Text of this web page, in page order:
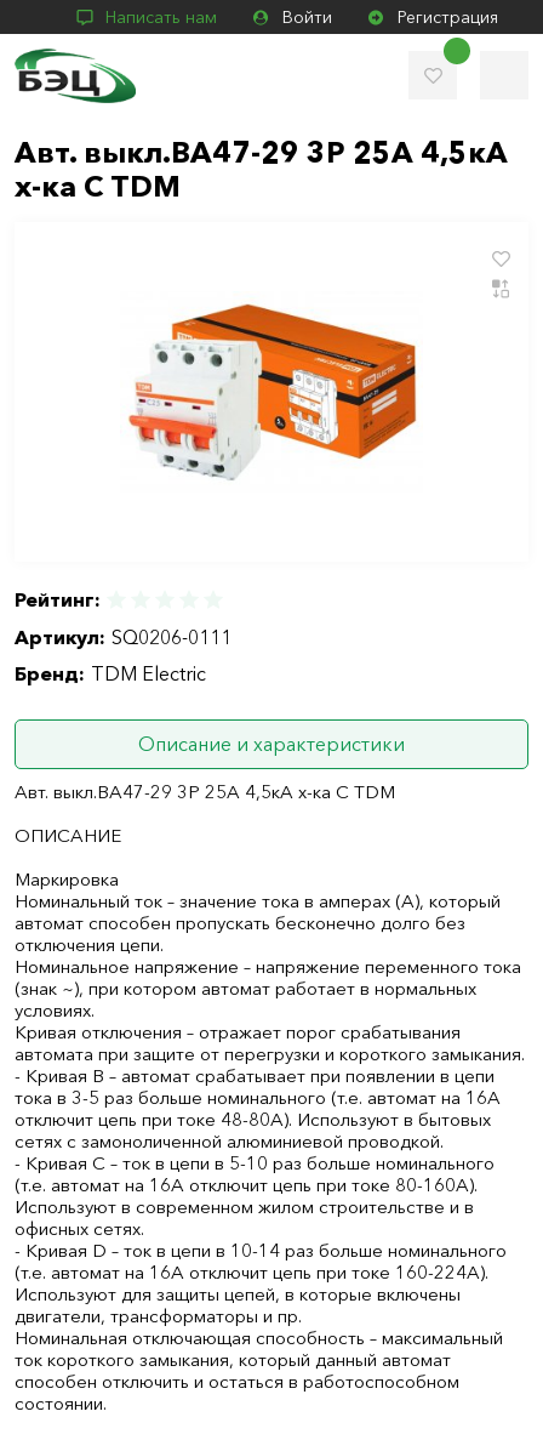
Написать нам Войти Регистрация
Авт. выкл.ВА47-29 3Р 25А 4,5кА
х-ка С TDM
Рейтинг:
Артикул: SQ0206-0111
Бренд: TDM Electric
Описание и характеристики
Авт. выкл.ВА47-29 3Р 25А 4,5кА х-ка С TDM
ОПИСАНИЕ
Маркировка
Номинальный ток – значение тока в амперах (А), который
автомат способен пропускать бесконечно долго без
отключения цепи.
Номинальное напряжение – напряжение переменного тока
(знак ~), при котором автомат работает в нормальных
условиях.
Кривая отключения – отражает порог срабатывания
автомата при защите от перегрузки и короткого замыкания.
- Кривая B – автомат срабатывает при появлении в цепи
тока в 3-5 раз больше номинального (т.е. автомат на 16А
отключит цепь при токе 48-80А). Используют в бытовых
сетях с замоноличенной алюминиевой проводкой.
- Кривая С – ток в цепи в 5-10 раз больше номинального
(т.е. автомат на 16А отключит цепь при токе 80-160А).
Используют в современном жилом строительстве и в
офисных сетях.
- Кривая D – ток в цепи в 10-14 раз больше номинального
(т.е. автомат на 16А отключит цепь при токе 160-224А).
Используют для защиты цепей, в которые включены
двигатели, трансформаторы и пр.
Номинальная отключающая способность – максимальный
ток короткого замыкания, который данный автомат
способен отключить и остаться в работоспособном
состоянии.